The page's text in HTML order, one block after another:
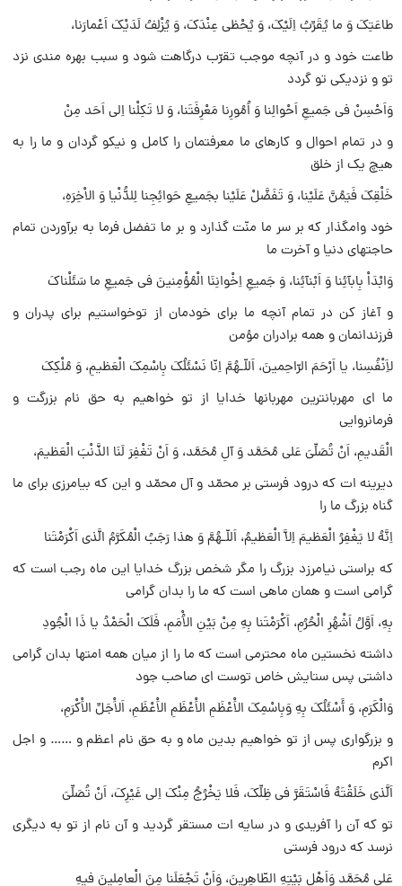
طاعَتِکَ وَ ما یُقَرِّبُ اِلَیْکَ، وَ یُحْظى عِنْدَکَ، وَ یُزْلِفُ لَدَیْکَ اَعْمارَنا،
طاعت خود و در آنچه موجب تقرّب درگاهت شود و سبب بهره مندى نزد
تو و نزدیکى تو گردد
وَاَحْسِنْ فى جَمیعِ اَحْوالِنا وَ اُمُورِنا مَعْرِفَتَنا، وَ لا تَکِلْنا اِلى اَحَد مِنْ
و در تمام احوال و کارهاى ما معرفتمان را کامل و نیکو گردان و ما را به
هیچ یک از خلق
خَلْقِکَ فَیَمُنَّ عَلَیْنا، وَ تَفَضَّلْ عَلَیْنا بجَمیعِ حَوائِجِنا لِلدُّنْیا وَ الاْخِرَهِ،
خود وامگذار که بر سر ما منّت گذارد و بر ما تفضل فرما به برآوردن تمام
حاجتهاى دنیا و آخرت ما
وَابْدَاْ بِابآئِنا وَ اَبْنآئِنا، وَ جَمیعِ اِخْوانِنَا الْمُؤْمِنینَ فى جَمیعِ ما سَئَلْناکَ
و آغاز کن در تمام آنچه ما براى خودمان از توخواستیم براى پدران و
فرزندانمان و همه برادران مؤمن
لاَِنْفُسِنا، یا اَرْحَمَ الرّاحِمینَ، اَللّـهُمَّ اِنّا نَسْئَلُکَ بِاسْمِکَ الْعَظیمِ، وَ مُلْکِکَ
ما اى مهربانترین مهربانها خدایا از تو خواهیم به حق نام بزرگت و
فرمانروایى
الْقَدیمِ، اَنْ تُصَلِّىَ عَلى مُحَمَّد وَ آلِ مُحَمَّد، وَ اَنْ تَغْفِرَ لَنَا الذَّنْبَ الْعَظیمَ،
دیرینه ات که درود فرستى بر محمّد و آل محمّد و این که بیامرزى براى ما
گناه بزرگ ما را
اِنَّهُ لا یَغْفِرُ الْعَظیمَ اِلاَّ الْعَظیمُ، اَللّـهُمَّ وَ هذا رَجَبُ الْمُکَرَّمُ الَّذى اَکْرَمْتَنا
که براستى نیامرزد بزرگ را مگر شخص بزرگ خدایا این ماه رجب است که
گرامى است و همان ماهى است که ما را بدان گرامى
بِهِ، اَوَّلُ اَشْهُرِ الْحُرُمِ، اَکْرَمْتَنا بِهِ مِنْ بَیْنِ الاُْمَمِ، فَلَکَ الْحَمْدُ یا ذَا الْجُودِ
داشته نخستین ماه محترمى است که ما را از میان همه امتها بدان گرامى
داشتى پس ستایش خاص توست اى صاحب جود
وَالْکَرَمِ، وَ أَسْئَلُکَ بِهِ وَبِاسْمِکَ الاَْعْظَمِ الاَْعْظَمِ الاَْعْظَمِ، اَلاَْجَلِّ الاَْکْرَمِ،
و بزرگوارى پس از تو خواهیم بدین ماه و به حق نام اعظم و …… و اجل
اکرم
اَلَّذى خَلَقْتَهُ فَاسْتَقَرَّ فى ظِلِّکَ، فَلا یَخْرُجُ مِنْکَ اِلى غَیْرِکَ، اَنْ تُصَلِّىَ
تو که آن را آفریدى و در سایه ات مستقر گردید و آن نام از تو به دیگرى
نرسد که درود فرستى
عَلى مُحَمَّد وَاَهْلِ بَیْتِهِ الطّاهِرینَ، وَاَنْ تَجْعَلَنا مِنَ الْعامِلینَ فیهِ